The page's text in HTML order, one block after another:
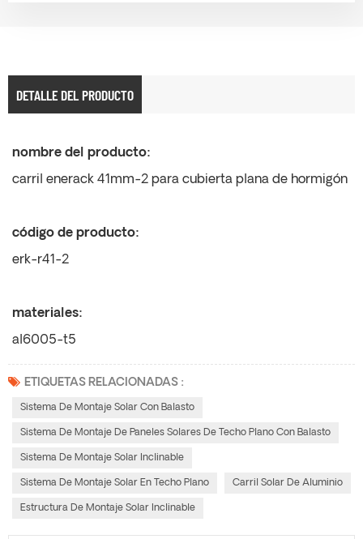
DETALLE DEL PRODUCTO
nombre del producto:
carril enerack 41mm-2 para cubierta plana de hormigón
código de producto:
erk-r41-2
materiales:
al6005-t5
ETIQUETAS RELACIONADAS :
Sistema De Montaje Solar Con Balasto
Sistema De Montaje De Paneles Solares De Techo Plano Con Balasto
Sistema De Montaje Solar Inclinable
Sistema De Montaje Solar En Techo Plano Carril Solar De Aluminio
Estructura De Montaje Solar Inclinable